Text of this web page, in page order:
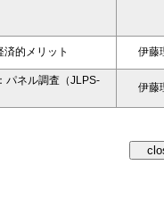
的メリット 伊藤
パネル調査（JLPS-
伊藤